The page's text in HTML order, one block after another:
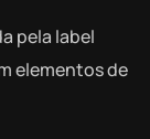
pela label
elementos de